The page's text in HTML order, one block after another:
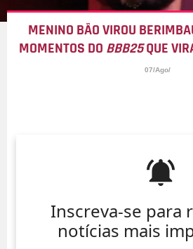
Inscreva-se para
notícias mais
MENINO BÃO VIROU
MOMENTOS DO BBB25QUE
07/Ago/